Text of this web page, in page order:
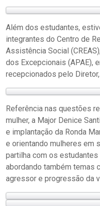
Além dos estudantes,
integrantes do Centro de
Assistência Social
dos Excepcionais (APAE),
recepcionados pelo
Referência nas questões
mulher, a Major Denice
e implantação da Ronda
e orientando mulheres em
partilha com os
abordando também temas
agressor e progressão da